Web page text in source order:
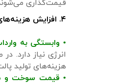
قیمت‌گذاری
۴. افزایش هزینه‌های انرژی و سوخت
• وابستگی به
انرژی نیاز دارد.
هزینه‌های تولید
• قیمت سوخت و